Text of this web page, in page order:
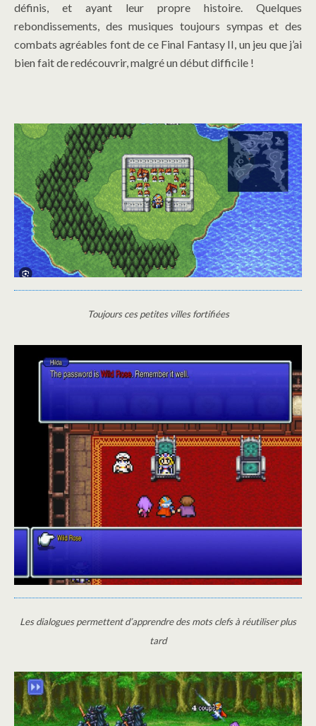
définis, et ayant leur propre histoire. Quelques
rebondissements, des musiques toujours sympas et des
combats agréables font de ce Final Fantasy II, un jeu que j’ai
bien fait de redécouvrir, malgré un début difficile !
Toujours ces petites villes fortifiées
Les dialogues permettent d’apprendre des mots clefs à réutiliser plus
tard